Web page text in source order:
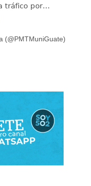
tráfico por…
(@PMTMuniGuate)